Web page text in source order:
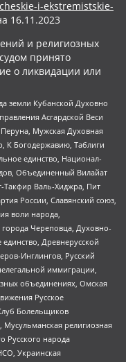
i-ekstremistskie-
16.11.2023
и религиозных
принято
о ликвидации или
земли Кубанской Духовно
Асгардской Веси
Мужская Духовная
К Богодержавию, Таблиги
единство, Национал-
Объединенный Вилайат
Такфир Валь-Хиджра, Пит
России, Славянский союз,
воли народа,
Череповца, Духовно-
Древнерусской
Инглингов, Русский
иммиграции,
объединениях, Омская
Русское
Болельщиков
религиозная
Русского народа
Украинская